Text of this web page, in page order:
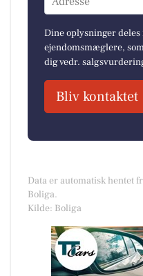
Dine oplysninger
ejendomsmæglere,
dig vedr.
Bliv kontaktet
Data er automatisk hentet
Boliga.
Kilde: Boliga